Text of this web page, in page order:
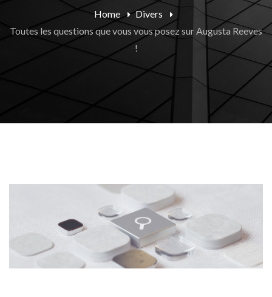
Home
Divers
Toutes les questions que vous vous posez sur Augusta Reeves
!